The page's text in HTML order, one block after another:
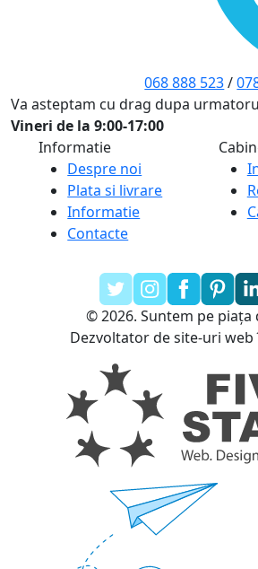
068 888 523/
Va asteptam cu drag dupa
Vineri de la 9:00-17:00
Informatie
Despre noi
Plata si livrare
Informatie
Contacte
© 2026. Suntem pe piața
Dezvoltator de site-uri web